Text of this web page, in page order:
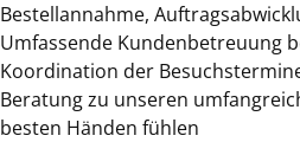
Bestellannahme,
Umfassende Kundenbetreuung
Koordination der
Beratung zu unseren
besten Händen fühlen